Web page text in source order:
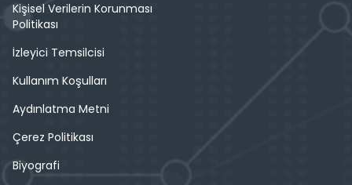
Kişisel Verilerin Korunması
Politikası
İzleyici Temsilcisi
Kullanım Koşulları
Aydınlatma Metni
Çerez Politikası
Biyografi